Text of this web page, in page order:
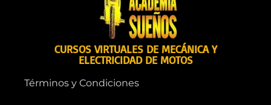
CURSOS VIRTUALES DE MECÁNICA Y
ELECTRICIDAD DE MOTOS
Términos y Condiciones